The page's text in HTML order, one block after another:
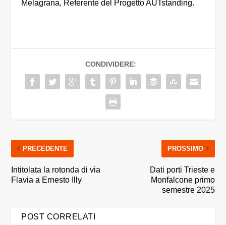
Melagrana, Referente del Progetto AUTstanding.
CONDIVIDERE:
PRECEDENTE
Intitolata la rotonda di via
Flavia a Ernesto Illy
PROSSIMO
Dati porti Trieste e
Monfalcone primo
semestre 2025
POST CORRELATI